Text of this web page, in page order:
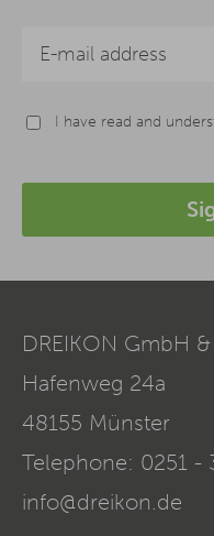
I have read and
DREIKON GmbH
Hafenweg 24a
48155 Münster
Telephone: 0251 -
info@dreikon.de